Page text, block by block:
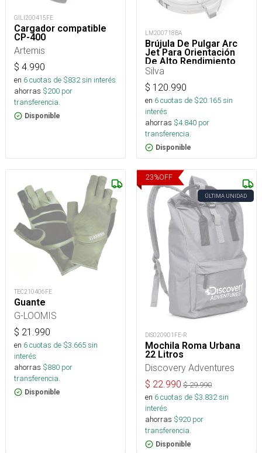
GILI200415FE
Cargador compatible
CP-400
Artemis
$ 4.990
en 6cuotas de $832sin interés
ahorras $200 por
transferencia.
Disponible
LM200718BA
Brújula De Pulgar Arc
Jet Para Orientación
De Alto Rendimiento
Silva
$ 120.990
en 6cuotas de $20.165sin
interés
ahorras $4.840 por
transferencia.
Disponible
TEC210406FE
Guante
G-LOOMIS
$ 21.990
en 6cuotas de $3.665sin
interés
ahorras $880 por
transferencia.
Disponible
23%OFF
ÚLTIMA UNIDAD
DIS020901FE-R
Mochila Roma Urbana
22 Litros
Discovery Adventures
$ 22.990 $29.990
en 6cuotas de $3.832sin
interés
ahorras $920 por
transferencia.
Disponible